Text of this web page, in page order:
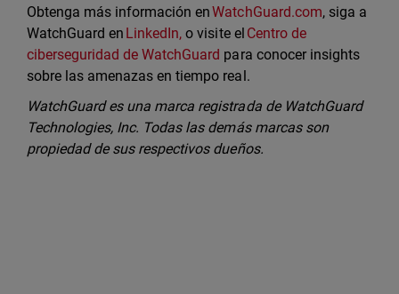
Obtenga más información enWatchGuard.com, siga a
WatchGuard en LinkedIn, o visite el Centro de
ciberseguridad de WatchGuard para conocer insights
sobre las amenazas en tiempo real.
WatchGuard es una marca registrada de WatchGuard
Technologies, Inc. Todas las demás marcas son
propiedad de sus respectivos dueños.